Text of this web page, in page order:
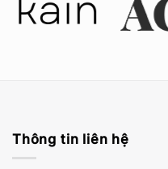
Thông tin liên hệ